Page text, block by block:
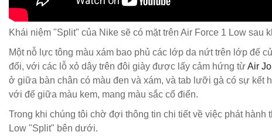
Khái niệm "Split" của Nike sẽ có mặt trên Air Force 1 Low sau
Một nỗ lực tông màu xám bao phủ các lớp da nứt trên lớp đế
đổi, với các lỗ xỏ dây trên đôi giày được lấy cảm hứng từAir
ở giữa bàn chân có màu đen và xám, và tab lưỡi gà có sự
với đế giữa màu kem, mang màu sắc cổ điển.
Trong khi chúng tôi chờ đợi thông tin chi tiết về việc phát
Low "Split" bên dưới.